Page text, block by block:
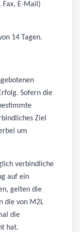
E-Mail)
14 Tagen.
Sofern die
Ziel
um
verbindliche
auf ein
gelten die
die von M2L
die
hat.